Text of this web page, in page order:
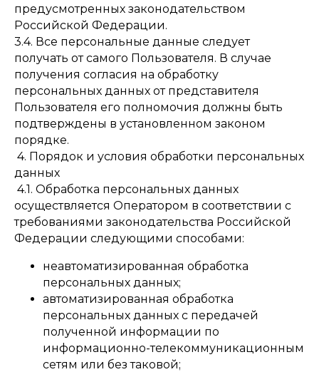
предусмотренных законодательством
Российской Федерации.
3.4. Все персональные данные следует
получать от самого Пользователя. В случае
получения согласия на обработку
персональных данных от представителя
Пользователя его полномочия должны быть
подтверждены в установленном законом
порядке.
4. Порядок и условия обработки персональных
данных
4.1. Обработка персональных данных
осуществляется Оператором в соответствии с
требованиями законодательства Российской
Федерации следующими способами:
неавтоматизированная обработка
персональных данных;
автоматизированная обработка
персональных данных с передачей
полученной информации по
информационно-телекоммуникационным
сетям или без таковой;